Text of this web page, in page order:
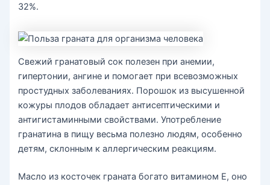
32%.
Свежий гранатовый сок полезен при анемии,
гипертонии, ангине и помогает при всевозможных
простудных заболеваниях. Порошок из высушенной
кожуры плодов обладает антисептическими и
антигистаминными свойствами. Употребление
гранатина в пищу весьма полезно людям, особенно
детям, склонным к аллергическим реакциям.
Масло из косточек граната богато витамином Е, оно